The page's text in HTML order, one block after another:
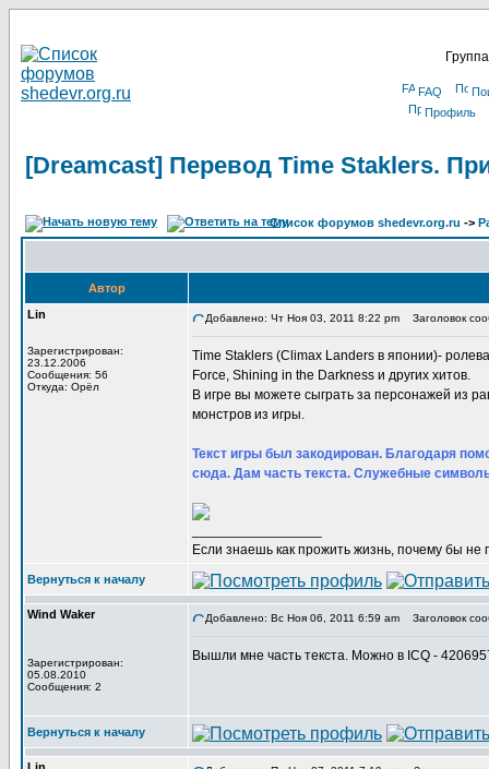
FAQ
Профиль
[Dreamcast] Перевод Time Staklers.
Список форумов shedevr.org.ru ->
Автор
Lin
Зарегистрирован:
23.12.2006
Сообщения: 56
Откуда: Орёл
Добавлено: Чт Ноя 03, 2011 8:22 pm Заголовок
Time Staklers (Climax Landers в японии)-
Force, Shining in the Darkness и других хитов.
В игре вы можете сыграть за персонажей из
монстров из игры.
Текст игры был закодирован. Благодаря
сюда. Дам часть текста. Служебные
Если знаешь как прожить жизнь, почему бы не
Вернуться к началу
Wind Waker
Зарегистрирован:
05.08.2010
Сообщения: 2
Добавлено: Вс Ноя 06, 2011 6:59 am Заголовок
Вышли мне часть текста. Можно в ICQ -
Вернуться к началу